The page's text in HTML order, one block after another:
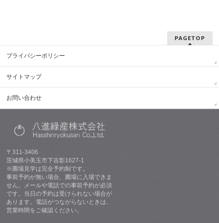
PAGETOP
プライバシーポリシー
サイトマップ
お問い合わせ
〒311-3406
茨城県小美玉市下吉影1627-1
※圃場見学は完全予約制です。
事前予約が無い場合、圃場に入場できま
せん。メールや電話での事前予約が必須
です。当日の予約は受けられない場合が
あります。電話がつながらないときは、
営業時間をご確認ください。